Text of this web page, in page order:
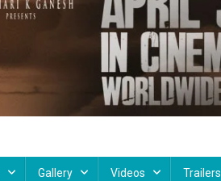
Gallery Videos Trailers